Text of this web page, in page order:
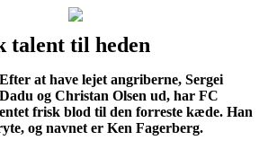
talent til heden
Efter at have lejet angriberne, Sergei
Dadu og Christan Olsen ud, har FC
frisk blod til den forreste kæde. Han
og navnet er Ken Fagerberg.